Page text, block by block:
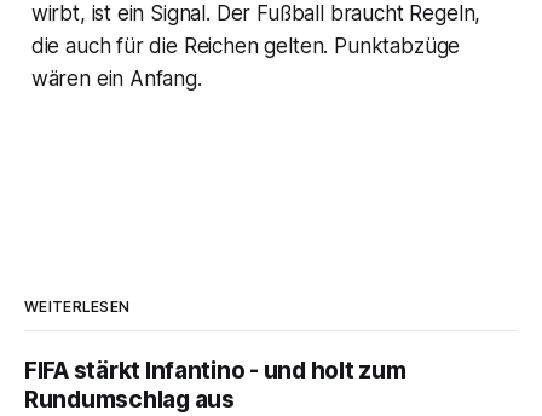
wirbt, ist ein Signal. Der Fußball braucht Regeln,
die auch für die Reichen gelten. Punktabzüge
wären ein Anfang.
WEITERLESEN
FIFA stärkt Infantino - und holt zum
Rundumschlag aus